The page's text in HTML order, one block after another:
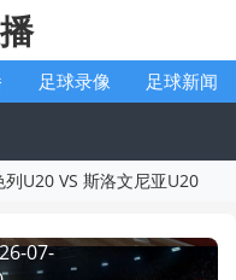
足球录像 足球新闻
列U20 VS 斯洛文尼亚U20
07-